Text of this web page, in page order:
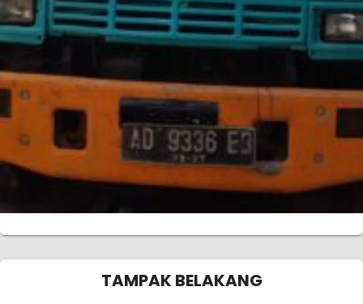
TAMPAK BELAKANG